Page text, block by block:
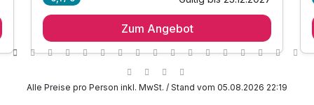
2 x reichhaltiges Frühstück vom Buffet
1 x Flasche Wasser auf dem Zimmer
1 x 1 Flasche Wein, Obstteller und Bademantel
Zum Angebot
Alle Preise pro Person inkl. MwSt. / Stand vom 05.08.2026 22:19